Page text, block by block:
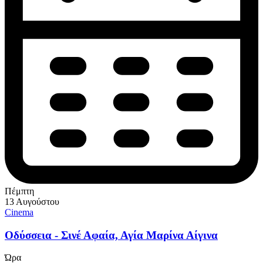
Πέμπτη
13 Αυγούστου
Cinema
Οδύσσεια - Σινέ Αφαία, Αγία Μαρίνα Αίγινα
Ώρα